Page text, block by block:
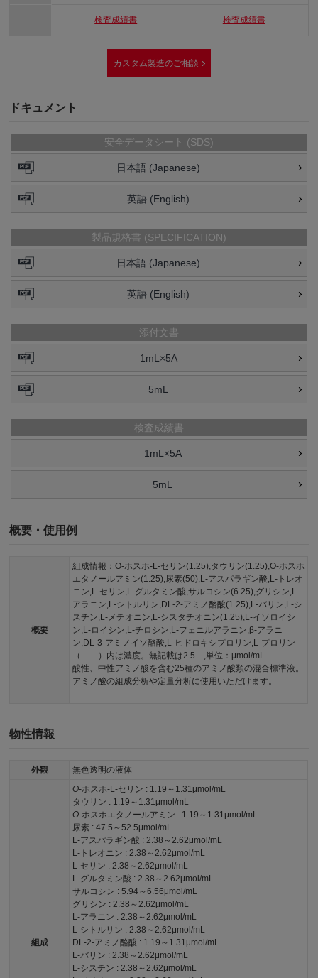
検査成績書 検査成績書
カスタム製造のご相談
ドキュメント
安全データシート (SDS)
日本語 (Japanese)
英語 (English)
製品規格書 (SPECIFICATION)
日本語 (Japanese)
英語 (English)
添付文書
1mL×5A
5mL
検査成績書
1mL×5A
5mL
概要・使用例
概要
組成情報：O-ホスホ-L-セリン(1.25),タウリン(1.25),O-ホスホ
エタノールアミン(1.25),尿素(50),L-アスパラギン酸,L-トレオ
ニン,L-セリン,L-グルタミン酸,サルコシン(6.25),グリシン,L-
アラニン,L-シトルリン,DL-2-アミノ酪酸(1.25),L-バリン,L-シ
スチン,L-メチオニン,L-シスタチオニン(1.25),L-イソロイシ
ン,L-ロイシン,L-チロシン,L-フェニルアラニン,β-アラニ
ン,DL-3-アミノイソ酪酸,L-ヒドロキシプロリン,L-プロリン
（ ）内は濃度。無記載は2.5 ,単位：μmol/mL
酸性、中性アミノ酸を含む25種のアミノ酸類の混合標準液。
アミノ酸の組成分析や定量分析に使用いただけます。
物性情報
外観 無色透明の液体
組成
O-ホスホ-L-セリン : 1.19～1.31μmol/mL
タウリン : 1.19～1.31μmol/mL
O-ホスホエタノールアミン : 1.19～1.31μmol/mL
尿素 : 47.5～52.5μmol/mL
L-アスパラギン酸 : 2.38～2.62μmol/mL
L-トレオニン : 2.38～2.62μmol/mL
L-セリン : 2.38～2.62μmol/mL
L-グルタミン酸 : 2.38～2.62μmol/mL
サルコシン : 5.94～6.56μmol/mL
グリシン : 2.38～2.62μmol/mL
L-アラニン : 2.38～2.62μmol/mL
L-シトルリン : 2.38～2.62μmol/mL
DL-2-アミノ酪酸 : 1.19～1.31μmol/mL
L-バリン : 2.38～2.62μmol/mL
L-シスチン : 2.38～2.62μmol/mL